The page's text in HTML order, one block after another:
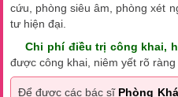
cứu, phòng siêu âm, phòng xét
tư hiện đại.
Chi phí điều trị công khai,
được công khai, niêm yết rõ
Để được các bác sĩ Phòng